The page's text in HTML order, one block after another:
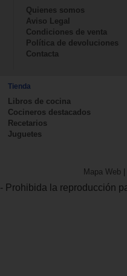
Quienes somos
Aviso Legal
Condiciones de venta
Política de devoluciones
Contacta
Tienda
Libros de cocina
Cocineros destacados
Recetarios
Juguetes
Mapa Web
- Prohibida la reproducción